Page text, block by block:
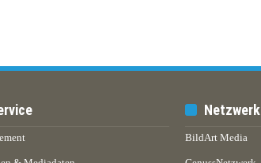
Netzwerk
BildArt Media